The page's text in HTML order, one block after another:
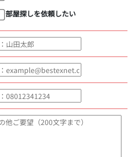
部屋探しを依頼したい